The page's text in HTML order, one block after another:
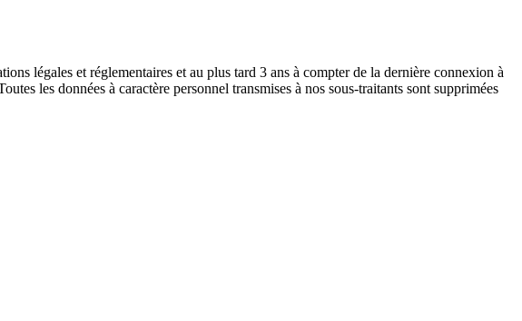
légales et réglementaires et au plus tard 3 ans à compter de la dernière connexion à
les données à caractère personnel transmises à nos sous-traitants sont supprimées